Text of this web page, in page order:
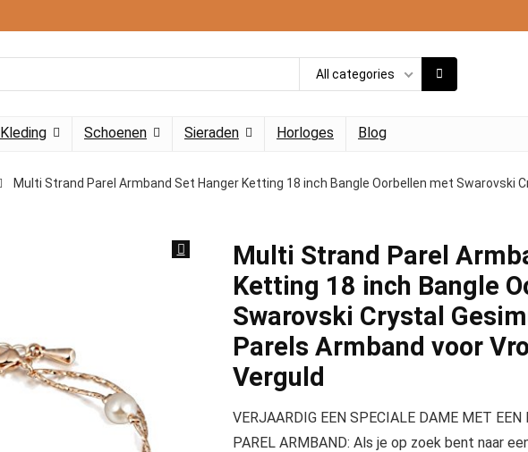
All categories
Kleding Schoenen Sieraden Horloges Blog
Multi Strand Parel Armband Set Hanger Ketting 18 inch Bangle Oorbellen met Swarovski
Multi Strand Parel
Ketting 18 inch Bangle
Swarovski Crystal
Parels Armband voor
Verguld
VERJAARDIG EEN SPECIALE DAME MET
PAREL ARMBAND: Als je op zoek bent naar